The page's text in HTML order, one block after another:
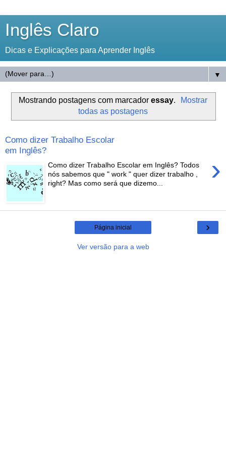
Inglês Claro
Dicas e Explicações para Aprender Inglês
▼
Mostrando postagens com marcador essay.
Mostrar
todas as postagens
Como dizer Trabalho Escolar
em Inglês?
›
Como dizer Trabalho Escolar em Inglês? Todos
nós sabemos que " work " quer dizer trabalho ,
right? Mas como será que dizemo...
›
Página inicial
Ver versão para a web